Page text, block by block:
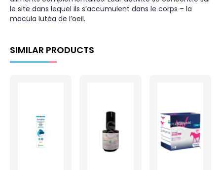
le site dans lequel ils s’accumulent dans le corps – la
macula lutéa de l’oeil.
SIMILAR PRODUCTS